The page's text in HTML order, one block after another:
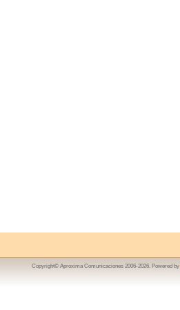
Copyright© Aproxima Comunicaciones 2006-2026. Powered by